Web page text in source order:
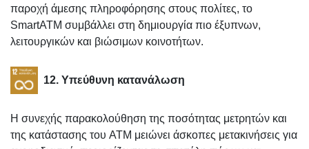
παροχή άμεσης πληροφόρησης στους πολίτες, το
SmartATM συμβάλλει στη δημιουργία πιο έξυπνων,
λειτουργικών και βιώσιμων κοινοτήτων.
12. Υπεύθυνη κατανάλωση
Η συνεχής παρακολούθηση της ποσότητας μετρητών και
της κατάστασης του ATM μειώνει άσκοπες μετακινήσεις για